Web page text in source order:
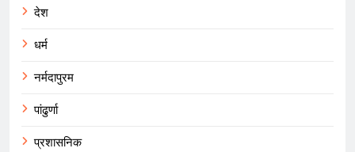
देश
धर्म
नर्मदापुरम
पांढुर्णा
प्रशासनिक